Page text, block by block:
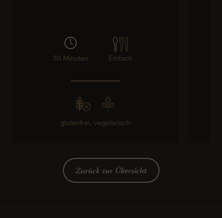
30 Minuten Einfach
glutenfrei, vegetarisch
Zurück zur Übersicht